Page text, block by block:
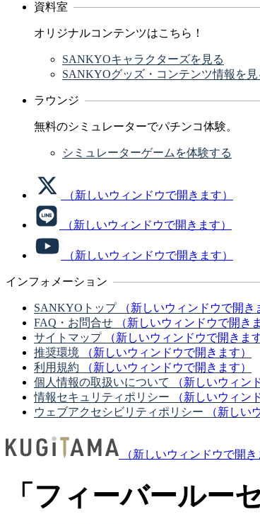
資料室
オリジナルコンテンツはこちら！
SANKYOキャラクターズを見る
SANKYOグッズ・コンテンツ情報を見
ラウンジ
無料のシミュレーターでパチンコ体験。
シミュレーターゲームを体験する
（新しいウィンドウで開きます）
（新しいウィンドウで開きます）
（新しいウィンドウで開きます）
インフォメーション
SANKYOトップ
（新しいウィンドウで開き
FAQ・お問合せ
（新しいウィンドウで開き
サイトマップ
（新しいウィンドウで開きます
推奨環境
（新しいウィンドウで開きます）
利用規約
（新しいウィンドウで開きます）
個人情報の取扱いについて
（新しいウィン
情報セキュリティポリシー
（新しいウィン
ウェブアクセシビリティポリシー
（新しい
（新しいウィンドウで開き
「フィーバールー